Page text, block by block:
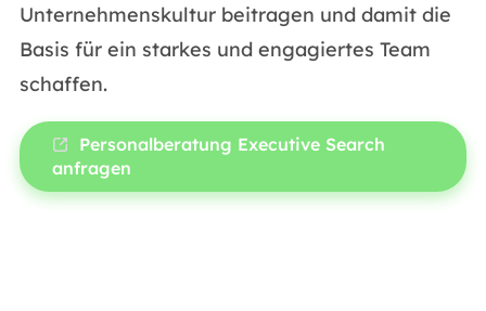
Unternehmenskultur beitragen und damit die
Basis für ein starkes und engagiertes Team
schaffen.
Personalberatung Executive Search
anfragen